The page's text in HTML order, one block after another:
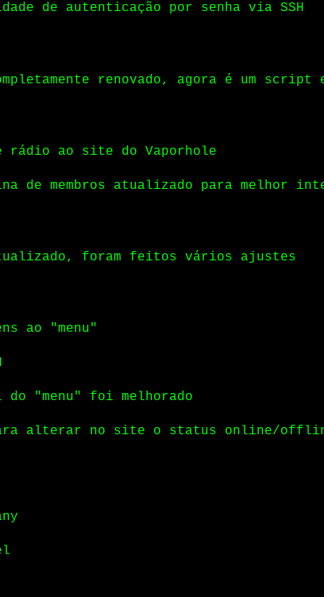
de autenticação por senha via SSH
renovado, agora é um
rádio ao site do Vaporhole
de membros atualizado para melhor
foram feitos vários ajustes
ao "menu"
do "menu" foi melhorado
alterar no site o status online/